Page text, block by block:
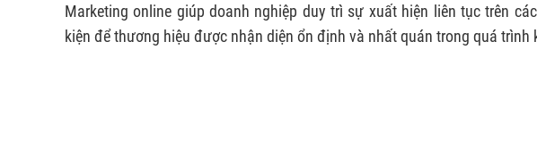
Marketing online giúp doanh nghiệp duy trì sự xuất hiện liên tục trên
kiện để thương hiệu được nhận diện ổn định và nhất quán trong quá